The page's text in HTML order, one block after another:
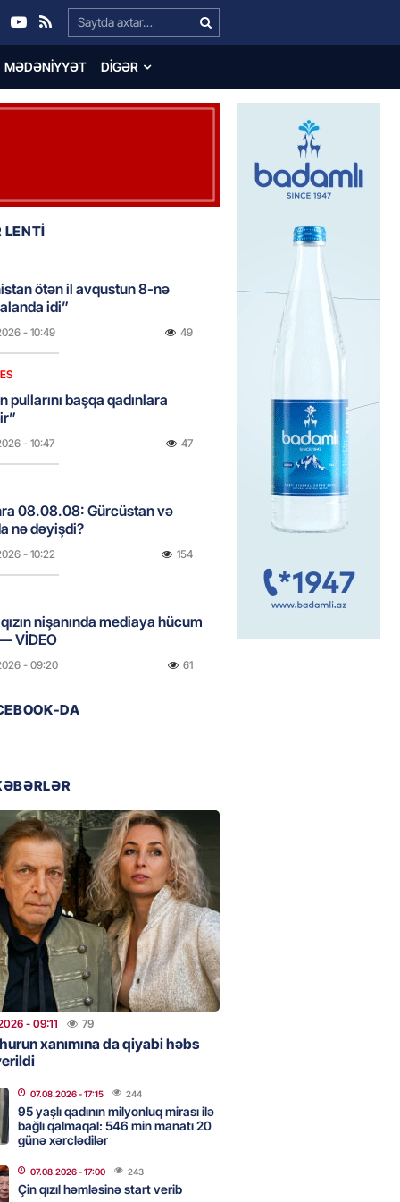
Search…
MƏDƏNIYYƏT DIGƏR
ötən il avqustun 8-nə
idi”
- 10:49 49
pullarını başqa qadınlara
- 10:47 47
08.08.08: Gürcüstan və
nə dəyişdi?
- 10:22 154
qızın nişanında mediaya hücum
VİDEO
- 09:20 61
cərrahiyyə təhlükəsi:
Hospital”da sertifikatsız
- 18:31 353
nın tərəzi məntəqələrindən
156 ya yaşıl, vətəndaşa qırmızı
görə rüşvət alan vəzifəli
məhkəməsi BAŞLAYIR
- 17:45
DA
- 09:11 79
xanımına da qiyabi həbs
07.08.2026- 17:15 244
95 yaşlı qadının milyonluq mirası ilə
bağlı qalmaqal: 546 min manatı 20
günə xərclədilər
07.08.2026- 17:00 243
Çin qızıl həmləsinə start verib